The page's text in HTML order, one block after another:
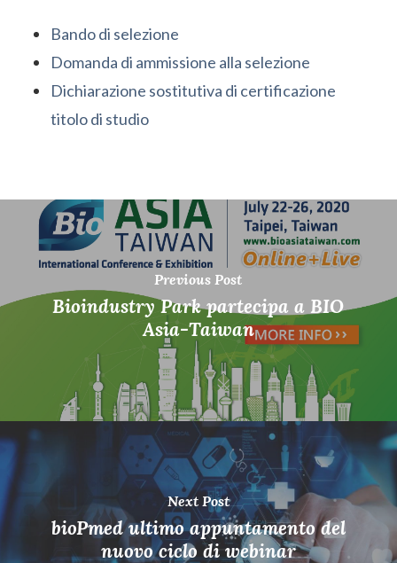
Bando di selezione
Domanda di ammissione alla selezione
Dichiarazione sostitutiva di certificazione
titolo di studio
Previous Post
Bioindustry Park partecipa a BIO
Asia-Taiwan
Next Post
bioPmed ultimo appuntamento del
nuovo ciclo di webinar